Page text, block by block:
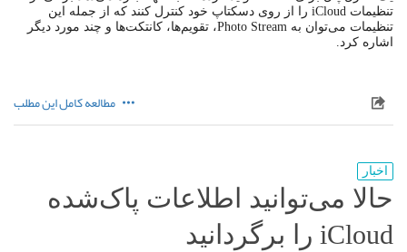
تنظیمات iCloud را از روی دسکتاپ خود کنترل کنند که از جمله این
تنظیمات می‌توان به Photo Stream، تقویم‌ها، کانتکت‌ها و چند مورد دیگر
اشاره کرد.
مطالعه کامل این مطلب
اخبار
حالا می‌توانید اطلاعات پاک‌شده
iCloud را برگردانید